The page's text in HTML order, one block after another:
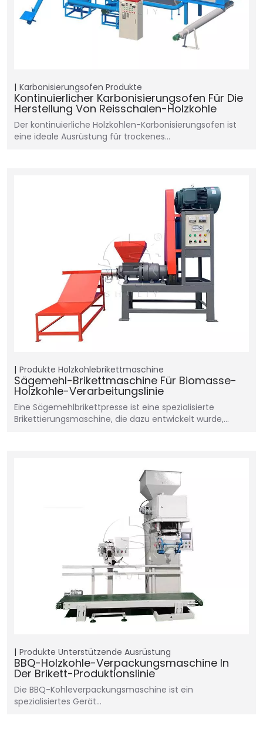
Karbonisierungsofen Produkte
Kontinuierlicher Karbonisierungsofen Für Die
Herstellung Von Reisschalen-Holzkohle
Der kontinuierliche Holzkohlen-Karbonisierungsofen ist
eine ideale Ausrüstung für trockenes…
Produkte Holzkohlebrikettmaschine
Sägemehl-Brikettmaschine Für Biomasse-
Holzkohle-Verarbeitungslinie
Eine Sägemehlbrikettpresse ist eine spezialisierte
Brikettierungsmaschine, die dazu entwickelt wurde,…
Produkte Unterstützende Ausrüstung
BBQ-Holzkohle-Verpackungsmaschine In
Der Brikett-Produktionslinie
Die BBQ-Kohleverpackungsmaschine ist ein
spezialisiertes Gerät...